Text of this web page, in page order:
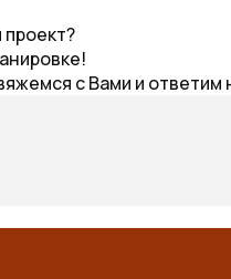
с Вами и